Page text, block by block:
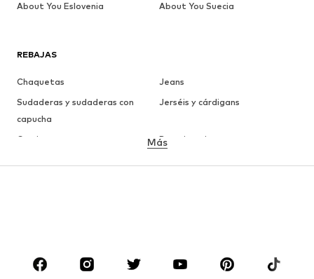
REBAJAS
Chaquetas
Jeans
Sudaderas y sudaderas con
capucha
Jerséis y cárdigans
Camisetas
Ropa interior
ROPA
Más
About You Eslovenia
About You Suecia